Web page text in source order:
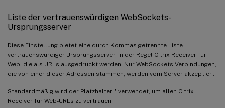
Liste der vertrauenswürdigen WebSockets-
Ursprungsserver
Diese Einstellung bietet eine durch Kommas getrennte Liste
vertrauenswürdiger Ursprungsserver, in der Regel Citrix Receiver für
Web, die als URLs ausgedrückt werden. Nur WebSockets-Verbindungen,
die von einer dieser Adressen stammen, werden vom Server akzeptiert.
Standardmäßig wird der Platzhalter * verwendet, um allen Citrix
Receiver für Web-URLs zu vertrauen.